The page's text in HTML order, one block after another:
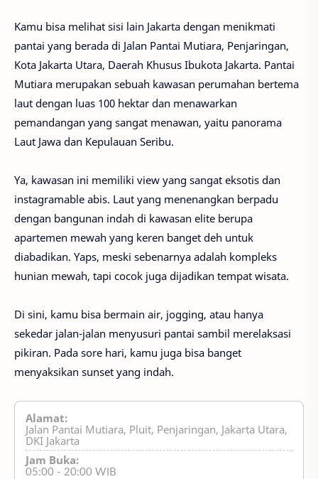
Kamu bisa melihat sisi lain Jakarta dengan menikmati
pantai yang berada di Jalan Pantai Mutiara, Penjaringan,
Kota Jakarta Utara, Daerah Khusus Ibukota Jakarta. Pantai
Mutiara merupakan sebuah kawasan perumahan bertema
laut dengan luas 100 hektar dan menawarkan
pemandangan yang sangat menawan, yaitu panorama
Laut Jawa dan Kepulauan Seribu.
Ya, kawasan ini memiliki view yang sangat eksotis dan
instagramable abis. Laut yang menenangkan berpadu
dengan bangunan indah di kawasan elite berupa
apartemen mewah yang keren banget deh untuk
diabadikan. Yaps, meski sebenarnya adalah kompleks
hunian mewah, tapi cocok juga dijadikan tempat wisata.
Di sini, kamu bisa bermain air, jogging, atau hanya
sekedar jalan-jalan menyusuri pantai sambil merelaksasi
pikiran. Pada sore hari, kamu juga bisa banget
menyaksikan sunset yang indah.
Alamat:
Jalan Pantai Mutiara, Pluit, Penjaringan, Jakarta Utara,
DKI Jakarta
Jam Buka:
05:00 - 20:00 WIB